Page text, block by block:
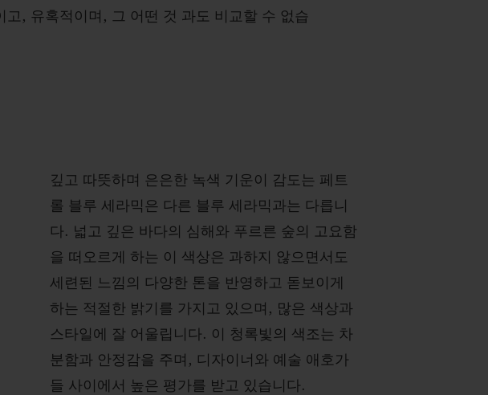
, 유혹적이며, 그 어떤 것 과도 비교할 수 없습
깊고 따뜻하며 은은한 녹색 기운이 감도는 페트
롤 블루 세라믹은 다른 블루 세라믹과는 다릅니
다. 넓고 깊은 바다의 심해와 푸르른 숲의 고요함
을 떠오르게 하는 이 색상은 과하지 않으면서도
세련된 느낌의 다양한 톤을 반영하고 돋보이게
하는 적절한 밝기를 가지고 있으며, 많은 색상과
스타일에 잘 어울립니다. 이 청록빛의 색조는 차
분함과 안정감을 주며, 디자이너와 예술 애호가
들 사이에서 높은 평가를 받고 있습니다.